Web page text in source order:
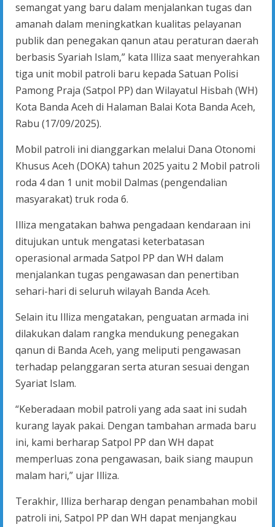
semangat yang baru dalam menjalankan tugas dan
amanah dalam meningkatkan kualitas pelayanan
publik dan penegakan qanun atau peraturan daerah
berbasis Syariah Islam,” kata Illiza saat menyerahkan
tiga unit mobil patroli baru kepada Satuan Polisi
Pamong Praja (Satpol PP) dan Wilayatul Hisbah (WH)
Kota Banda Aceh di Halaman Balai Kota Banda Aceh,
Rabu (17/09/2025).
Mobil patroli ini dianggarkan melalui Dana Otonomi
Khusus Aceh (DOKA) tahun 2025 yaitu 2 Mobil patroli
roda 4 dan 1 unit mobil Dalmas (pengendalian
masyarakat) truk roda 6.
Illiza mengatakan bahwa pengadaan kendaraan ini
ditujukan untuk mengatasi keterbatasan
operasional armada Satpol PP dan WH dalam
menjalankan tugas pengawasan dan penertiban
sehari-hari di seluruh wilayah Banda Aceh.
Selain itu Illiza mengatakan, penguatan armada ini
dilakukan dalam rangka mendukung penegakan
qanun di Banda Aceh, yang meliputi pengawasan
terhadap pelanggaran serta aturan sesuai dengan
Syariat Islam.
“Keberadaan mobil patroli yang ada saat ini sudah
kurang layak pakai. Dengan tambahan armada baru
ini, kami berharap Satpol PP dan WH dapat
memperluas zona pengawasan, baik siang maupun
malam hari,” ujar Illiza.
Terakhir, Illiza berharap dengan penambahan mobil
patroli ini, Satpol PP dan WH dapat menjangkau